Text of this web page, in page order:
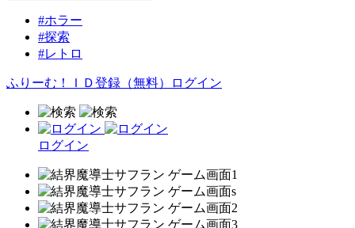
#ホラー
#探索
#レトロ
ふりーむ！ＩＤ登録（無料） ログイン
ログイン